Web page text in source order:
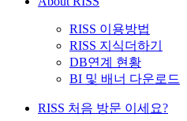
RISS 이용방법
RISS 지식더하기
DB연계 현황
BI 및 배너 다운로드
RISS 처음 방문 이세요?